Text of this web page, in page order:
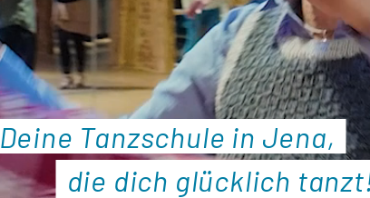
Deine Tanzschule in Jena,
die dich glücklich